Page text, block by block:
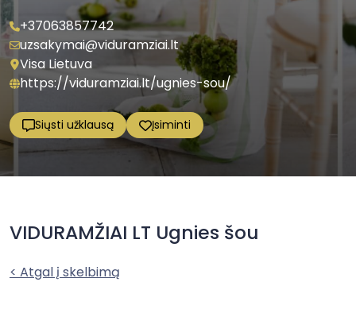
+37063857742
uzsakymai@viduramziai.lt
Visa Lietuva
https://viduramziai.lt/ugnies-sou/
Siųsti užklausą Įsiminti
VIDURAMŽIAI LT Ugnies šou
< Atgal į skelbimą